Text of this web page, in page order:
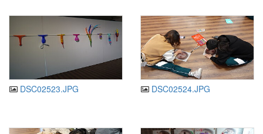
DSC02523.JPG DSC02524.JPG